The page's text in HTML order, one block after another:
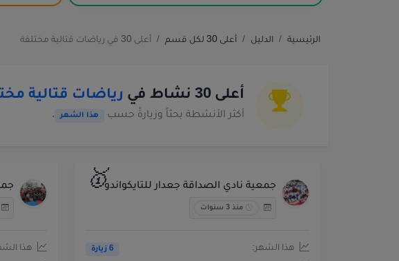
الرئيسية الدليل أعلى 30 لكل قسم أعلى 30 في رياضات قتالية مختلفة
أعلى 30 نشاط في رياضات قتالية
أكثر الأنشطة بحثاً وزيارةً حسب هذا الشهر .
🥇جمعية نادي الصداقة جعدار للتايكواندو
منذ 3 سنوات
هذا الشهر: 6 زيارة هذا